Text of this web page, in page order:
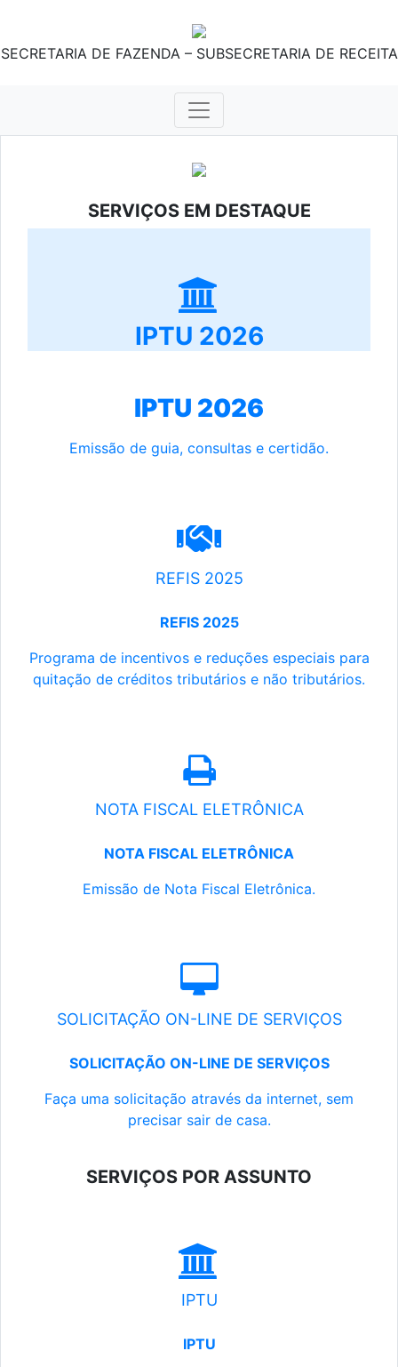
SECRETARIA DE FAZENDA – SUBSECRETARIA DE RECEITA
SERVIÇOS EM DESTAQUE
IPTU 2026
IPTU 2026
Emissão de guia, consultas e certidão.
REFIS 2025
REFIS 2025
Programa de incentivos e reduções especiais para
quitação de créditos tributários e não tributários.
NOTA FISCAL ELETRÔNICA
NOTA FISCAL ELETRÔNICA
Emissão de Nota Fiscal Eletrônica.
SOLICITAÇÃO ON-LINE DE SERVIÇOS
SOLICITAÇÃO ON-LINE DE SERVIÇOS
Faça uma solicitação através da internet, sem
precisar sair de casa.
SERVIÇOS POR ASSUNTO
IPTU
IPTU